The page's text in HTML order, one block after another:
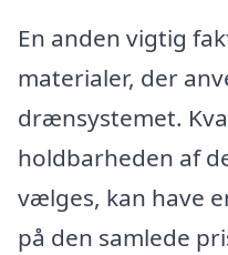
En anden vigtig
materialer, der
drænsystemet.
holdbarheden af
vælges, kan have
på den samlede